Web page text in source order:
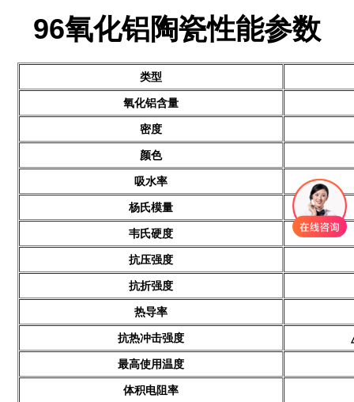
96氧化铝陶瓷性能参数
类型
氧化铝含量
密度
颜色
吸水率
杨氏模量
韦氏硬度
抗压强度
抗折强度
热导率
抗热冲击强度
最高使用温度
体积电阻率